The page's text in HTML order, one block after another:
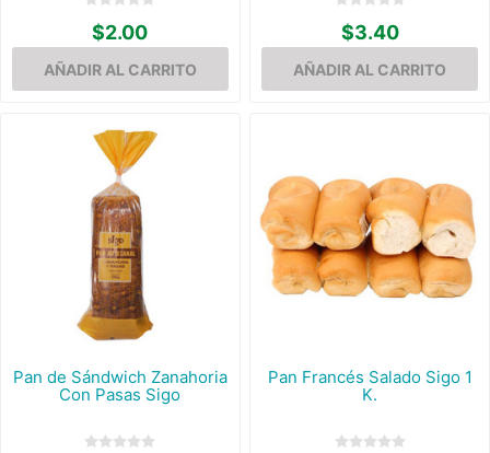
$2.00 $3.40
Pan de Sándwich Zanahoria
Con Pasas Sigo
Pan Francés Salado Sigo 1
K.